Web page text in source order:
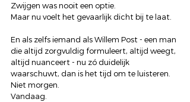
Zwijgen was nooit een optie.
Maar nu voelt het gevaarlijk dicht bij te laat.
En als zelfs iemand als Willem Post - een man
die altijd zorgvuldig formuleert, altijd weegt,
altijd nuanceert - nu zó duidelijk
waarschuwt, dan is het tijd om te luisteren.
Niet morgen.
Vandaag.